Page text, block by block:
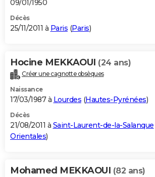
09/01/1950
Décès
25/11/2011 à Paris (Paris)
Hocine MEKKAOUI (24 ans)
Créer une cagnotte obsèques
Naissance
17/03/1987 à Lourdes (Hautes-Pyrénées)
Décès
21/08/2011 à Saint-Laurent-de-la-Salanque
Orientales)
Mohamed MEKKAOUI (82 ans)